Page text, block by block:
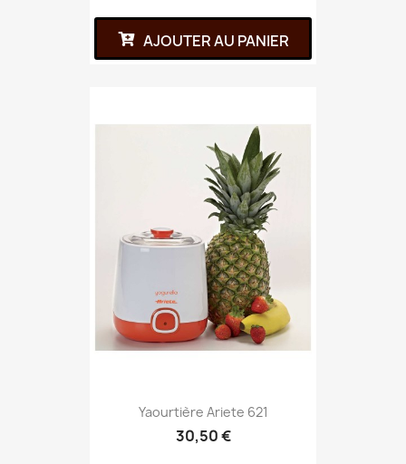
AJOUTER AU PANIER
Yaourtière Ariete 621
30,50 €